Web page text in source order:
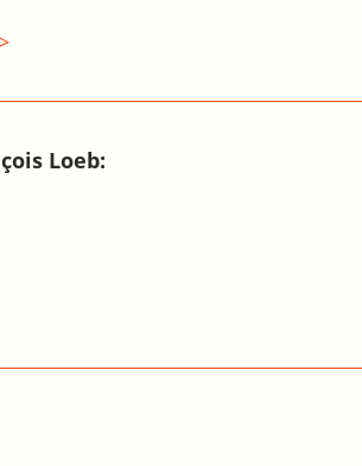
Loeb: